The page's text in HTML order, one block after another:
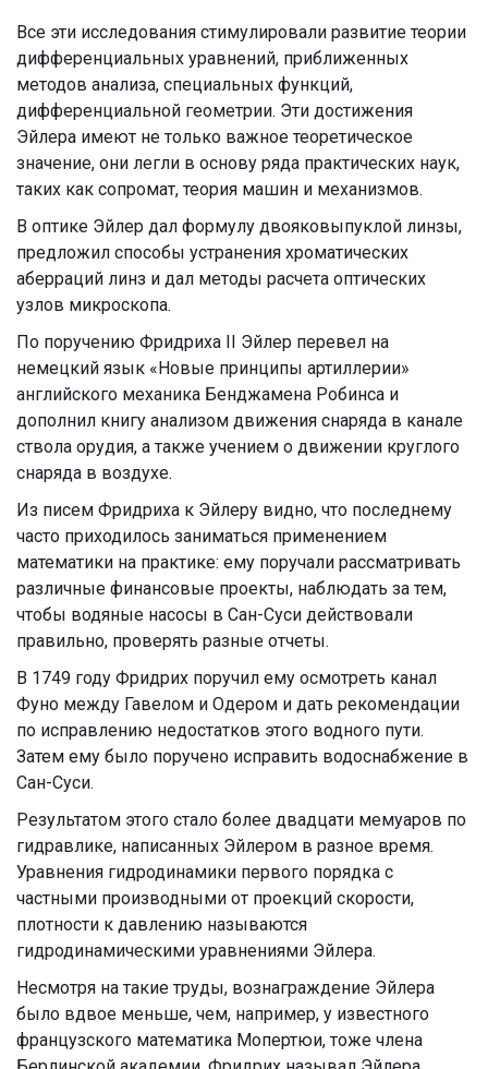
Все эти исследования стимулировали развитие теории
дифференциальных уравнений, приближенных
методов анализа, специальных функций,
дифференциальной геометрии. Эти достижения
Эйлера имеют не только важное теоретическое
значение, они легли в основу ряда практических наук,
таких как сопромат, теория машин и механизмов.
В оптике Эйлер дал формулу двояковыпуклой линзы,
предложил способы устранения хроматических
аберраций линз и дал методы расчета оптических
узлов микроскопа.
По поручению Фридриха II Эйлер перевел на
немецкий язык «Новые принципы артиллерии»
английского механика Бенджамена Робинса и
дополнил книгу анализом движения снаряда в канале
ствола орудия, а также учением о движении круглого
снаряда в воздухе.
Из писем Фридриха к Эйлеру видно, что последнему
часто приходилось заниматься применением
математики на практике: ему поручали рассматривать
различные финансовые проекты, наблюдать за тем,
чтобы водяные насосы в Сан-Суси действовали
правильно, проверять разные отчеты.
В 1749 году Фридрих поручил ему осмотреть канал
Фуно между Гавелом и Одером и дать рекомендации
по исправлению недостатков этого водного пути.
Затем ему было поручено исправить водоснабжение в
Сан-Суси.
Результатом этого стало более двадцати мемуаров по
гидравлике, написанных Эйлером в разное время.
Уравнения гидродинамики первого порядка с
частными производными от проекций скорости,
плотности к давлению называются
гидродинамическими уравнениями Эйлера.
Несмотря на такие труды, вознаграждение Эйлера
было вдвое меньше, чем, например, у известного
французского математика Мопертюи, тоже члена